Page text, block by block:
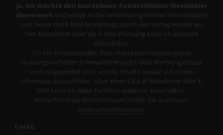
Ja, ich möchte den kostenlosen Pastoralblätter-Newsletter
abonnieren und willige in die Verwendung meiner Kontaktdaten
zum Zweck des E-Mail-Marketings durch den Verlag Herder ein.
Den Newsletter oder die E-Mail-Werbung kann ich jederzeit
abbestellen.
Ich bin einverstanden, dass mein personenbezogenes
Nutzungsverhalten in Newsletter und E-Mail-Werbung erfasst
und ausgewertet wird, um die Inhalte besser auf meine
Interessen auszurichten. Über einen Link in Newsletter oder E-
Mail kann ich diese Funktion jederzeit ausschalten.
Weiterführende Informationen finden Sie in unseren
Datenschutzhinweisen
E-MAIL